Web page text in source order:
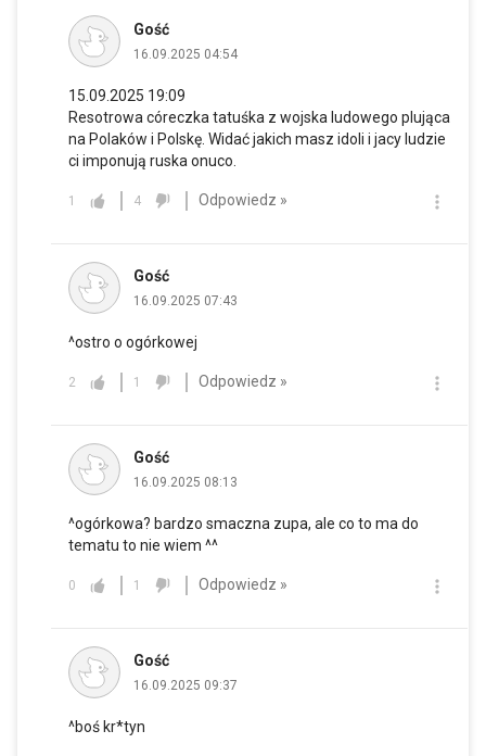
Gość
16.09.2025 04:54
15.09.2025 19:09
Resotrowa córeczka tatuśka z wojska ludowego plująca
na Polaków i Polskę. Widać jakich masz idoli i jacy ludzie
ci imponują ruska onuco.
1 4 Odpowiedz »
Gość
16.09.2025 07:43
^ostro o ogórkowej
2 1 Odpowiedz »
Gość
16.09.2025 08:13
^ogórkowa? bardzo smaczna zupa, ale co to ma do
tematu to nie wiem ^^
0 1 Odpowiedz »
Gość
16.09.2025 09:37
^boś kr*tyn